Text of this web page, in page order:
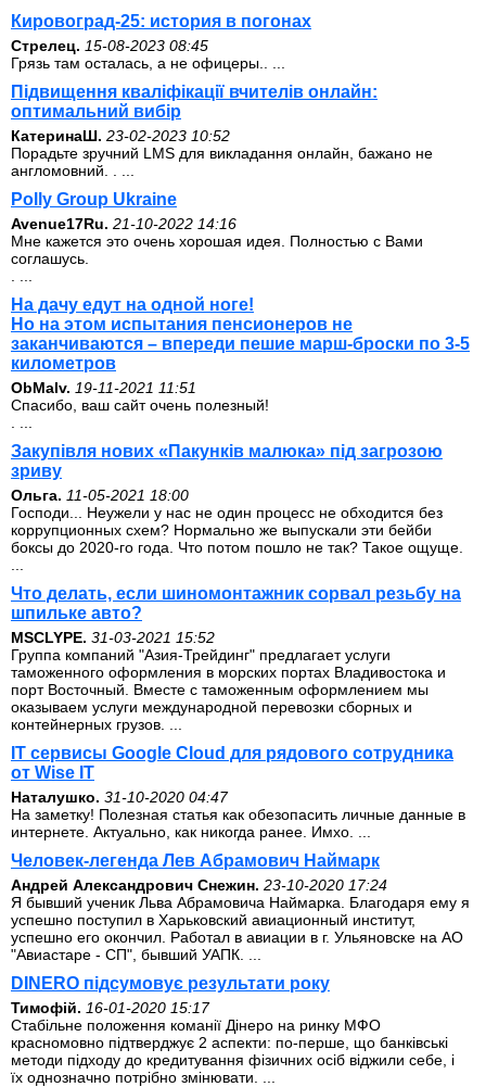
Кировоград-25: история в погонах
Стрелец. 15-08-2023 08:45
Грязь там осталась, а не офицеры.. ...
Підвищення кваліфікації вчителів онлайн:
оптимальний вибір
КатеринаШ. 23-02-2023 10:52
Порадьте зручний LMS для викладання онлайн, бажано не
англомовний. . ...
Polly Group Ukraine
Avenue17Ru. 21-10-2022 14:16
Мне кажется это очень хорошая идея. Полностью с Вами
соглашусь.
На дачу едут на одной ноге!
Но на этом испытания пенсионеров не
заканчиваются – впереди пешие марш-броски по 3-5
километров
ОbMalv. 19-11-2021 11:51
Спасибо, ваш сайт очень полезный!
Закупівля нових «Пакунків малюка» під загрозою
зриву
Ольга. 11-05-2021 18:00
Господи... Неужели у нас не один процесс не обходится без
коррупционных схем? Нормально же выпускали эти бейби
боксы до 2020-го года. Что потом пошло не так? Такое ощуще.
Что делать, если шиномонтажник сорвал резьбу на
шпильке авто?
MSCLYPE. 31-03-2021 15:52
Группа компаний "Азия-Трейдинг" предлагает услуги
таможенного оформления в морских портах Владивостока и
порт Восточный. Вместе с таможенным оформлением мы
оказываем услуги международной перевозки сборных и
контейнерных грузов. ...
IT сервисы Google Cloud для рядового сотрудника
от Wise IT
Наталушко. 31-10-2020 04:47
На заметку! Полезная статья как обезопасить личные данные в
интернете. Актуально, как никогда ранее. Имхо. ...
Человек-легенда Лев Абрамович Наймарк
Андрей Александрович Снежин. 23-10-2020 17:24
Я бывший ученик Льва Абрамовича Наймарка. Благодаря ему я
успешно поступил в Харьковский авиационный институт,
успешно его окончил. Работал в авиации в г. Ульяновске на АО
"Авиастаре - СП", бывший УАПК. ...
DINERO підсумовує результати року
Тимофій. 16-01-2020 15:17
Стабільне положення команії Дінеро на ринку МФО
красномовно підтверджує 2 аспекти: по-перше, що банківські
методи підходу до кредитування фізичних осіб віджили себе, і
їх однозначно потрібно змінювати. ...